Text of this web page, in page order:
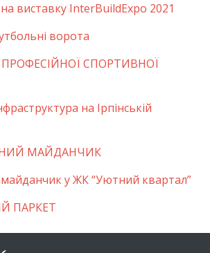
виставку InterBuildExpo 2021
ворота
СПОРТИВНОЇ
на Ірпінській
МАЙДАНЧИК
у ЖК “Уютний квартал”
ПАРКЕТ